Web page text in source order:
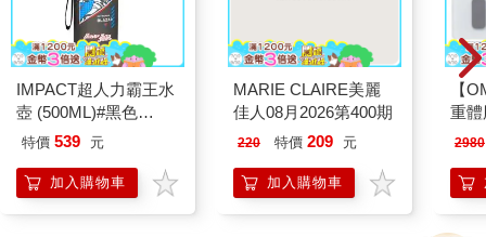
IMPACT超人力霸王水
壺 (500ML)#黑色
IMUTB01BK
特價 539 元
加入購物車
MARIE CLAIRE美麗
佳人08月2026第400期
220 特價 209 元
加入購物車
【
重
2980